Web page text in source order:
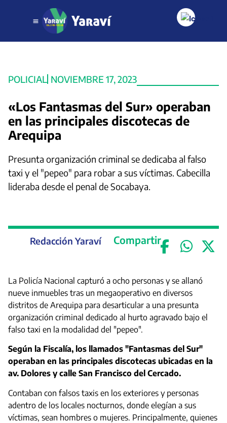
POLICIAL NOVIEMBRE 17, 2023
«Los Fantasmas del Sur» operaban
en las principales discotecas de
Arequipa
Presunta organización criminal se dedicaba al falso
taxi y el "pepeo" para robar a sus víctimas. Cabecilla
lideraba desde el penal de Socabaya.
Redacción Yaraví Compartir
La Policía Nacional capturó a ocho personas y se allanó
nueve inmuebles tras un megaoperativo en diversos
distritos de Arequipa para desarticular a una presunta
organización criminal dedicado al hurto agravado bajo el
falso taxi en la modalidad del "pepeo".
Según la Fiscalía, los llamados "Fantasmas del Sur"
operaban en las principales discotecas ubicadas en la
av. Dolores y calle San Francisco del Cercado.
Contaban con falsos taxis en los exteriores y personas
adentro de los locales nocturnos, donde elegían a sus
víctimas, sean hombres o mujeres. Principalmente, quienes